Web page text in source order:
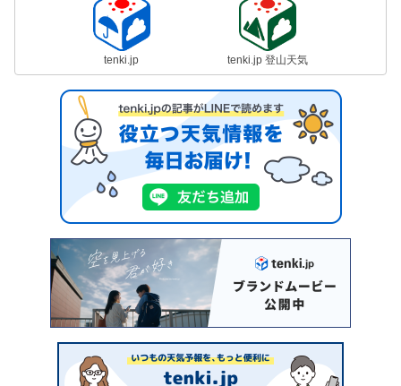
tenki.jp tenki.jp 登山天気